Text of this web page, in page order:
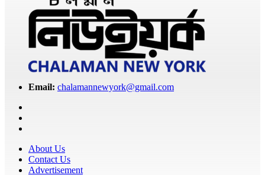
Email: chalamannewyork@gmail.com
About Us
Contact Us
Advertisement